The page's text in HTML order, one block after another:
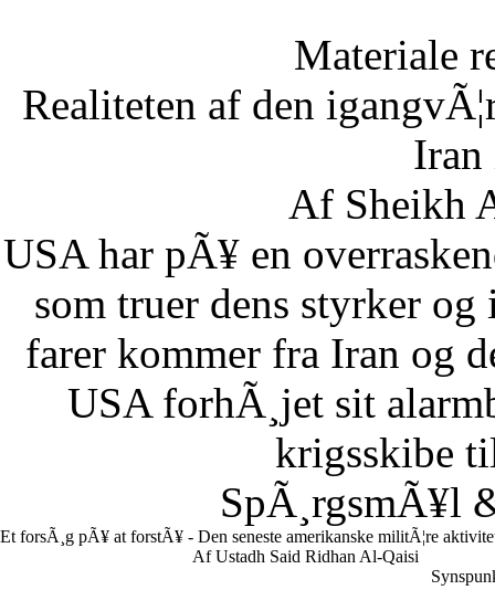
Materiale
Realiteten af den
Iran
Af Sheikh
USA har pÃ¥ en
som truer dens styrker og
farer kommer fra Iran og
USA forhÃ¸jet sit
krigsskibe
SpÃ¸rgsmÃ¥l
Et forsÃ¸g pÃ¥ at forstÃ¥ - Den seneste amerikanske militÃ¦re
Af Ustadh Said Ridhan Al-Qaisi